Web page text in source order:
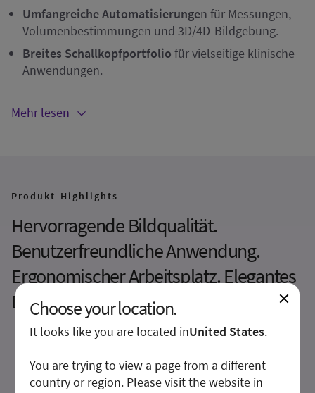
Umfangreiche Automatisierungen für Messungen,
Volumenbestimmungen und 3D/4D-Bildgebung.
Breites Schallkopfportfolio für vielseitige klinische
Anwendungen.
Mehr lesen
Produkt-Highlights
Hervorragende Bildqualität.
Benutzerfreundliche Anwendung.
Ergonomischer Arbeitsplatz. Elegantes
Design.
Choose your location.
It looks like you are located inUnited States.
You are trying to view a page from a different
country or region. Please visit the website in